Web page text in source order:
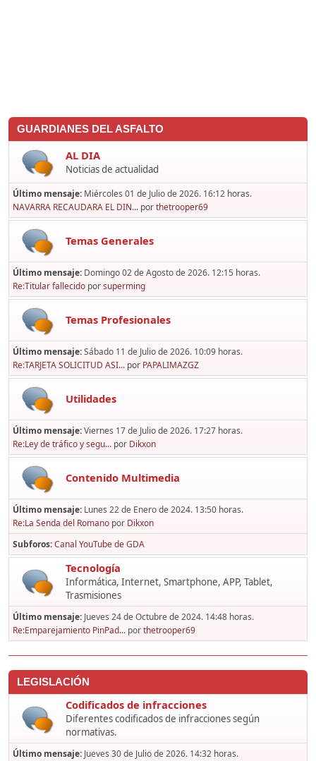
GUARDIANES DEL ASFALTO
AL DIA
Noticias de actualidad
Último mensaje: Miércoles 01 de Julio de 2026. 16:12 horas.
NAVARRA RECAUDARA EL DIN... porthetrooper69
Temas Generales
Último mensaje: Domingo 02 de Agosto de 2026. 12:15 horas.
Re:Titular fallecido porsuperming
Temas Profesionales
Último mensaje:Sábado 11 de Julio de 2026. 10:09 horas.
Re:TARJETA SOLICITUD ASI... por PAPALIMAZGZ
Utilidades
Último mensaje:Viernes 17 de Julio de 2026. 17:27 horas.
Re:Ley de tráfico y segu... por Dikxon
Contenido Multimedia
Último mensaje: Lunes 22 de Enero de 2024. 13:50 horas.
Re:La Senda del Romano por Dikxon
Subforos Canal YouTube de GDA
Tecnología
Informática, Internet, Smartphone, APP, Tablet,
Trasmisiones
Último mensaje: Jueves 24 de Octubre de 2024. 14:48 horas.
Re:Emparejamiento PinPad... porthetrooper69
LEGISLACIÓN
Codificados de infracciones
Diferentes codificados de infracciones según
normativas.
Último mensaje: Jueves 30 de Julio de 2026. 14:32 horas.